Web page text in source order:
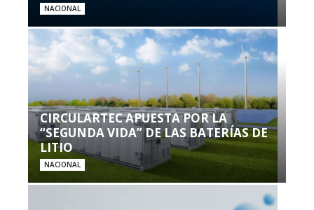
NACIONAL
CIRCULARTEC APUESTA POR LA
“SEGUNDA VIDA” DE LAS BATERÍAS DE
LITIO
NACIONAL